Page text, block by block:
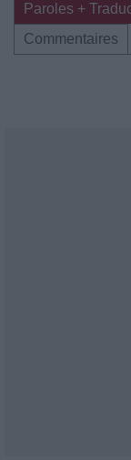
Paroles +
Commentaires